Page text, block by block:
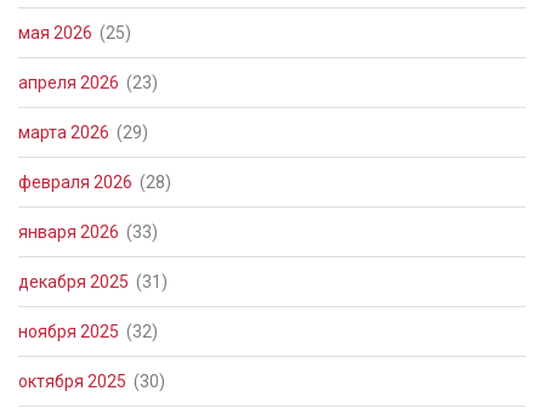
мая 2026 (25)
апреля 2026 (23)
марта 2026 (29)
февраля 2026 (28)
января 2026 (33)
декабря 2025 (31)
ноября 2025 (32)
октября 2025 (30)